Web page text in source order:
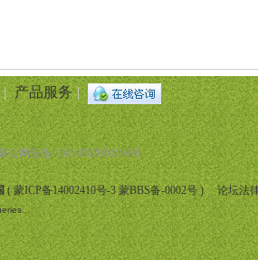
| 产品服务 |
公网安备 15010502000194号
(蒙ICP备14002410号-3 蒙BBS备-0002号) 论坛法律
.